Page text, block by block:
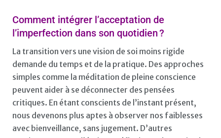
Comment intégrer l’acceptation de
l’imperfection dans son quotidien ?
La transition vers une vision de soi moins rigide
demande du temps et de la pratique. Des approches
simples comme la méditation de pleine conscience
peuvent aider à se déconnecter des pensées
critiques. En étant conscients de l’instant présent,
nous devenons plus aptes à observer nos faiblesses
avec bienveillance, sans jugement. D’autres